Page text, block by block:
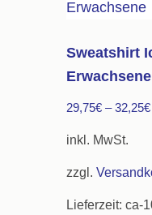
Sweatshirt
Erwachsene
29,75€ –32,25€
inkl. MwSt.
zzgl.
Lieferzeit: ca-